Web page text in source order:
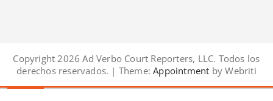
Copyright 2026 Ad Verbo Court Reporters, LLC. Todos los
derechos reservados. | Theme: Appointment by Webriti